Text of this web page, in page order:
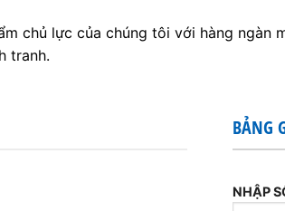
chủ lực của chúng tôi với hàng ngàn
tranh.
BẢNG
NHẬP